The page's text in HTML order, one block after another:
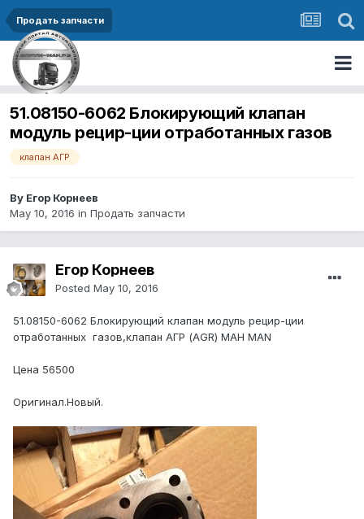
Продать запчасти
51.08150-6062 Блокирующий клапан
модуль рецир-ции отработанных газов
клапан АГР
By Егор Корнеев
May 10, 2016 in Продать запчасти
Егор Корнеев
Posted May 10, 2016
51.08150-6062 Блокирующий клапан модуль рецир-ции
отработанных газов,клапан АГР (AGR) МАН MAN
Цена 56500
Оригинал.Новый.